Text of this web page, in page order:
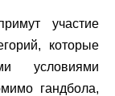
участие
которые
условиями
гандбола,